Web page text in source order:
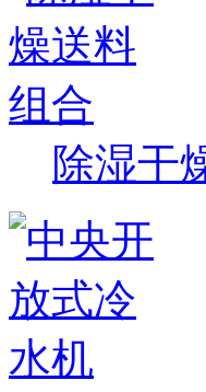
除湿干